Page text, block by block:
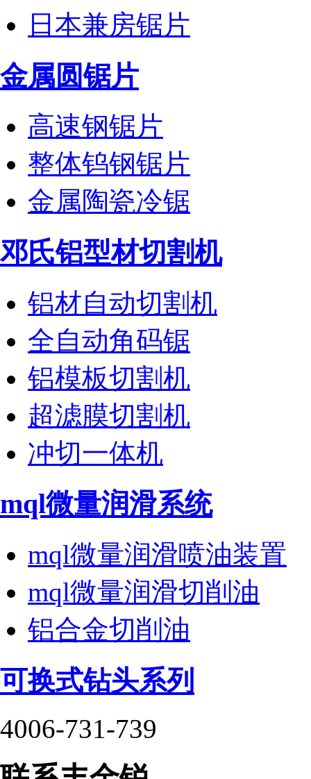
日本兼房锯片
金属圆锯片
高速钢锯片
整体钨钢锯片
金属陶瓷冷锯
邓氏铝型材切割机
铝材自动切割机
全自动角码锯
铝模板切割机
超滤膜切割机
冲切一体机
mql微量润滑系统
mql微量润滑喷油装置
mql微量润滑切削油
铝合金切削油
可换式钻头系列
4006-731-739